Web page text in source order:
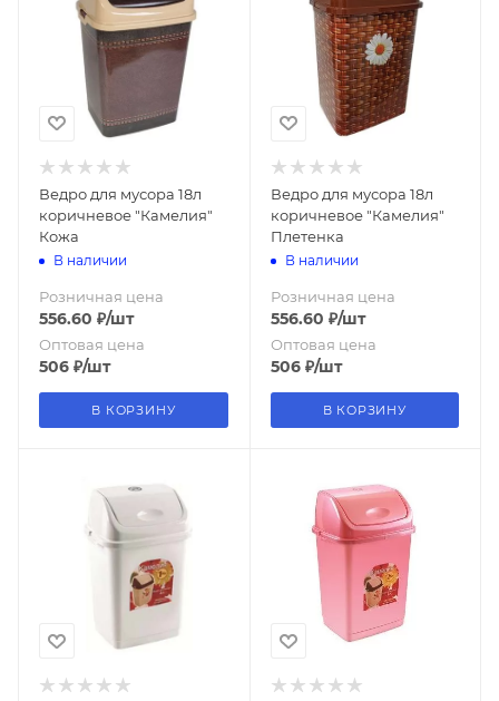
Ведро для мусора 18л
коричневое "Камелия"
Кожа
В наличии
Розничная цена
556.60 ₽/шт
Оптовая цена
506 ₽/шт
В КОРЗИНУ
Ведро для мусора 18л
коричневое "Камелия"
Плетенка
В наличии
Розничная цена
556.60 ₽/шт
Оптовая цена
506₽/шт
В КОРЗИНУ